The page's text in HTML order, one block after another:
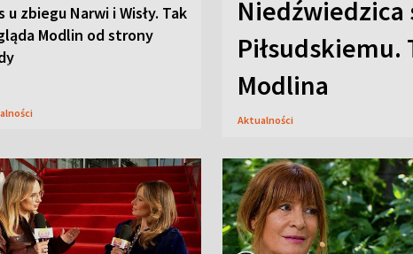
u zbiegu Narwi i Wisły. Tak
Modlin od strony
Niedźwiedzica
Modlina
Aktualności